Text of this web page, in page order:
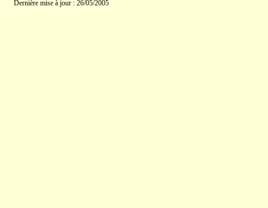
Dernière mise à jour : 26/05/2005